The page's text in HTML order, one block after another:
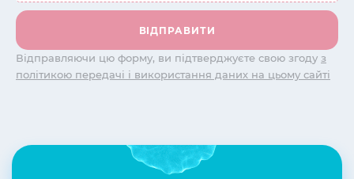
Відправляючи цю форму, ви підтверджуєте свою згоду з
політикою передачі і використання даних на цьому сайті